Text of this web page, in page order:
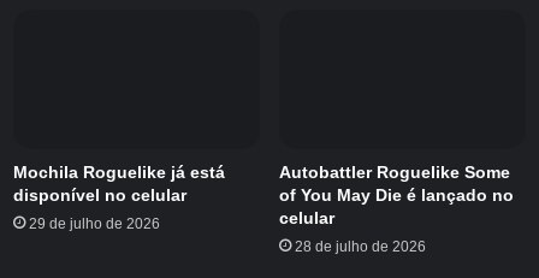
derramar leite sobre si mesmo é ENORME e
resulta em um jogador mais rápido que o
Vampiro, sem a desvantagem.
Mochila Roguelike já está
disponível no celular
29 de julho de 2026
Autobattler Roguelike Some
of You May Die é lançado no
celular
28 de julho de 2026